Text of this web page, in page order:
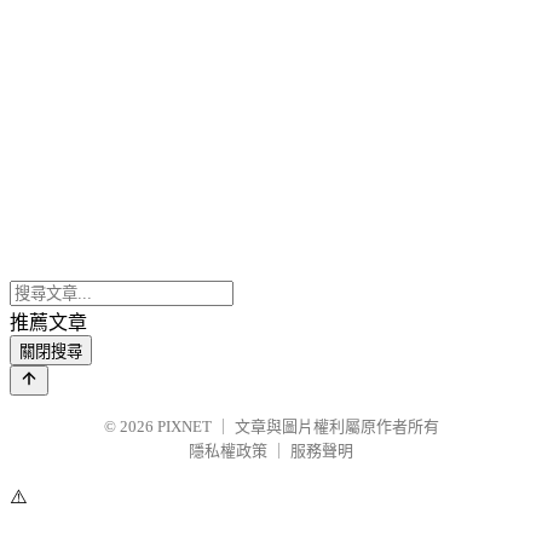
推薦文章
關閉搜尋
© 2026 PIXNET
文章與圖片權利屬原作者所有
隱私權政策
服務聲明
⚠️